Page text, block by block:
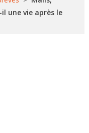
une vie après le